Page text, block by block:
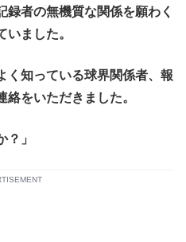
者の無機質な関係を願わく
ました。
知っている球界関係者、報
をいただきました。
」